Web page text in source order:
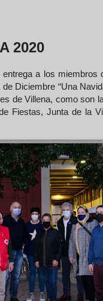
2020
a los
Diciembre “Una
de Villena, como son
Fiestas, Junta de la